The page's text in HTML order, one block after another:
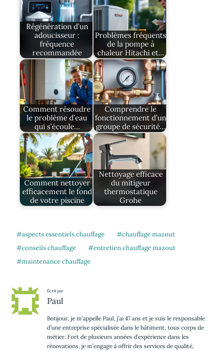
Régénération d’un
adoucisseur :
fréquence
recommandée
Problèmes fréquents
de la pompe à
chaleur Hitachi et…
Comment résoudre
le problème d’eau
qui s’écoule…
Comprendre le
fonctionnement d’un
groupe de sécurité…
Comment nettoyer
efficacement le fond
de votre piscine
Nettoyage efficace
du mitigeur
thermostatique
Grohe
aspects essentiels chauffage
chauffage mazout
conseils chauffage
entretien chauffage mazout
maintenance chauffage
Écrit par
Paul
Bonjour, je m’appelle Paul, j’ai 47 ans et je suis le responsable
d’une entreprise spécialisée dans le bâtiment, tous corps de
métier. Fort de plusieurs années d’expérience dans les
rénovations, je m’engage à offrir des services de qualité,